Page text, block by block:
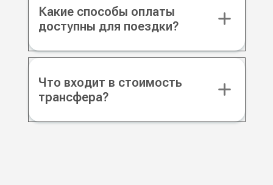
Какие способы оплаты
доступны для поездки?
Что входит в стоимость
трансфера?